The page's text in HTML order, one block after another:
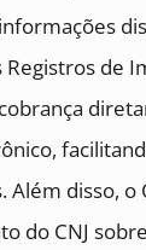
Registros de
disso, o
do CNJ